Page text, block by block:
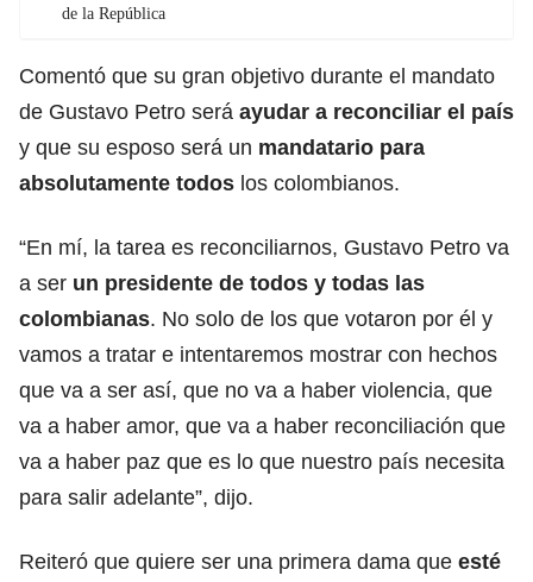
de la República
Comentó que su gran objetivo durante el mandato
de Gustavo Petro será ayudar a reconciliar el país
y que su esposo será un mandatario para
absolutamente todos los colombianos.
“En mí, la tarea es reconciliarnos, Gustavo Petro va
a ser un presidente de todos y todas las
colombianas. No solo de los que votaron por él y
vamos a tratar e intentaremos mostrar con hechos
que va a ser así, que no va a haber violencia, que
va a haber amor, que va a haber reconciliación que
va a haber paz que es lo que nuestro país necesita
para salir adelante”, dijo.
Reiteró que quiere ser una primera dama que esté